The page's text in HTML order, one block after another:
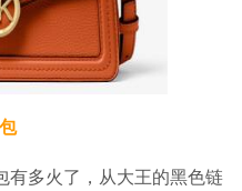
有多火了，从大王的黑色链